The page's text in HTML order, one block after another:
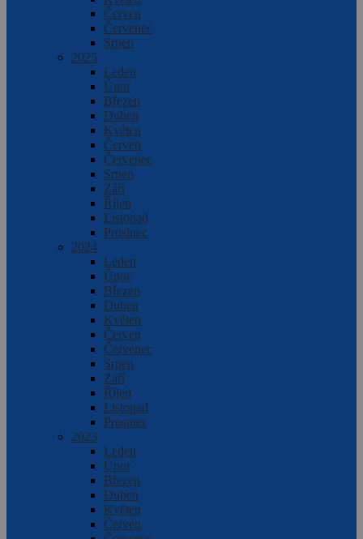
Červen
Červenec
Srpen
2025
Leden
Únor
Březen
Duben
Květen
Červen
Červenec
Srpen
Září
Říjen
Listopad
Prosinec
2024
Leden
Únor
Březen
Duben
Květen
Červen
Červenec
Srpen
Září
Říjen
Listopad
Prosinec
2023
Leden
Únor
Březen
Duben
Květen
Červen